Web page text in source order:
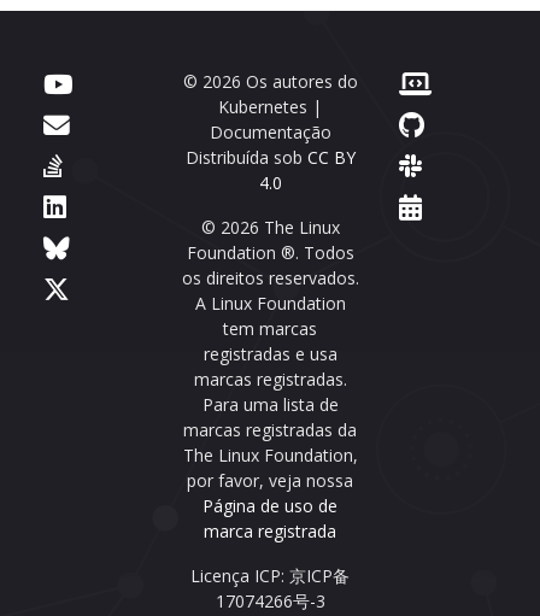
© 2026 Os autores do
Kubernetes |
Documentação
Distribuída sob CC BY
4.0
© 2026 The Linux
Foundation ®. Todos
os direitos reservados.
A Linux Foundation
tem marcas
registradas e usa
marcas registradas.
Para uma lista de
marcas registradas da
The Linux Foundation,
por favor, veja nossa
Página de uso de
marca registrada
Licença ICP: 京ICP备
17074266号-3